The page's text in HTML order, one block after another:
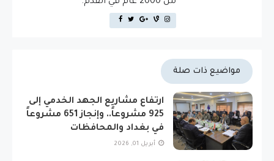
مواضيع ذات صلة
ارتفاع مشاريع الجهد الخدمي إلى
925 مشروعاً.. وإنجاز 651 مشروعاً
في بغداد والمحافظات
أبريل 01, 2026